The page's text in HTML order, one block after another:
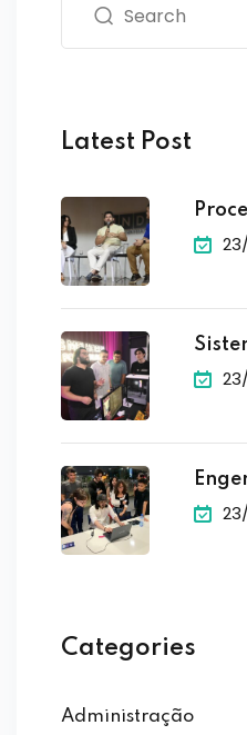
Latest Post
Categories
Administração